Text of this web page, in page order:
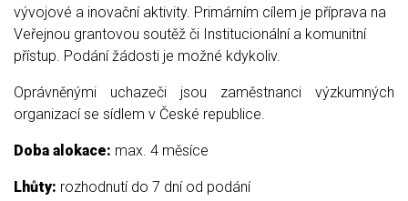
vývojové a inovační aktivity. Primárním cílem je příprava na
Veřejnou grantovou soutěž či Institucionální a komunitní
přístup. Podání žádosti je možné kdykoliv.
Oprávněnými uchazeči jsou zaměstnanci výzkumných
organizací se sídlem v České republice.
Doba alokace: max. 4 měsíce
Lhůty: rozhodnutí do 7 dní od podání